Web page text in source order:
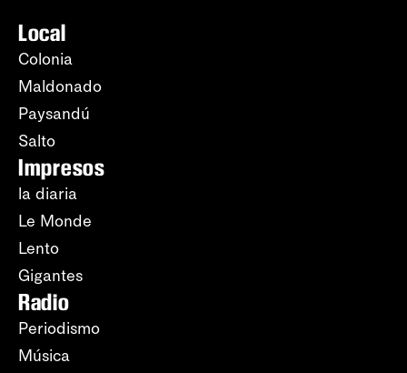
Local
Colonia
Maldonado
Paysandú
Salto
Impresos
la diaria
Le Monde
Lento
Gigantes
Radio
Periodismo
Música